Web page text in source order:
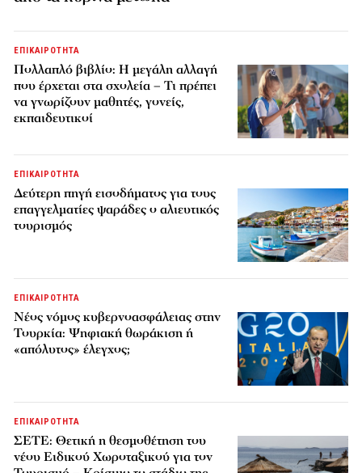
ΕΠΙΚΑΙΡΟΤΗΤΑ
Πολλαπλό βιβλίο: Η μεγάλη αλλαγή
που έρχεται στα σχολεία – Τι πρέπει
να γνωρίζουν μαθητές, γονείς,
εκπαιδευτικοί
ΕΠΙΚΑΙΡΟΤΗΤΑ
Δεύτερη πηγή εισοδήματος για τους
επαγγελματίες ψαράδες ο αλιευτικός
τουρισμός
ΕΠΙΚΑΙΡΟΤΗΤΑ
Νέος νόμος κυβερνοασφάλειας στην
Τουρκία: Ψηφιακή θωράκιση ή
«απόλυτος» έλεγχος;
ΕΠΙΚΑΙΡΟΤΗΤΑ
ΣΕΤΕ: Θετική η θεσμοθέτηση του
νέου Ειδικού Χωροταξικού για τον